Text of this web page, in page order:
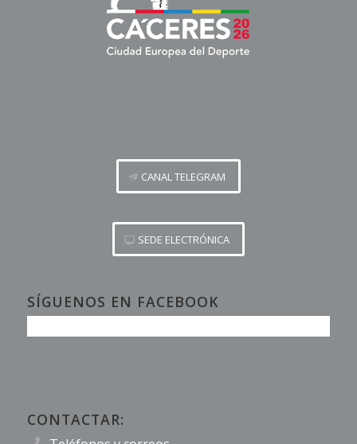
CANAL TELEGRAM
SEDE ELECTRÓNICA
SÍGUENOS EN FACEBOOK
CONTACTAR: